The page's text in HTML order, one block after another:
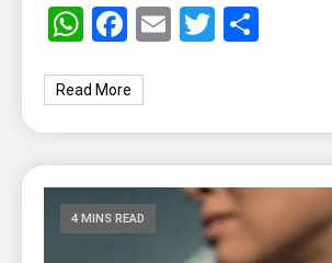
WhatsApp
Facebook
EmailTwitter
Read More
4 MINS READ